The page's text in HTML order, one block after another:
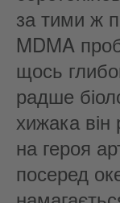
за тими ж
MDMA
щось
радше
хижака
на героя
посеред